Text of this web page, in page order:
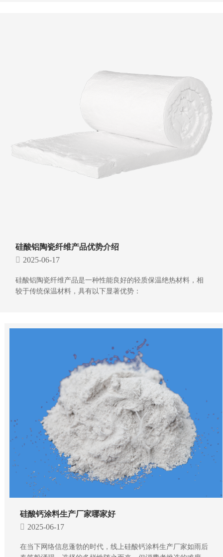
硅酸铝陶瓷纤维产品优势介绍
2025-06-17
硅酸铝陶瓷纤维产品是一种性能良好的轻质保温绝热材料，相
较于传统保温材料，具有以下显著优势：
硅酸钙涂料生产厂家哪家好
2025-06-17
在当下网络信息蓬勃的时代，线上硅酸钙涂料生产厂家如雨后